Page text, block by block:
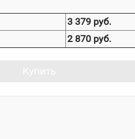
3 379 руб.
2 870 руб.